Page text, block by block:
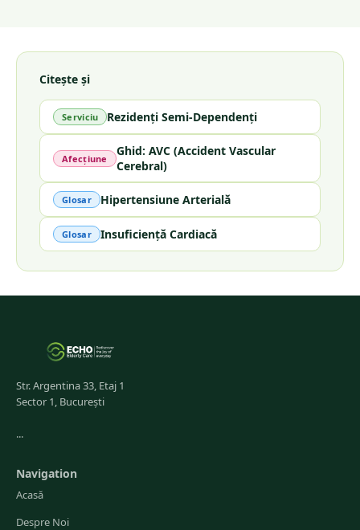
Citește și
Serviciu Rezidenți Semi-Dependenți
Afecțiune
Ghid: AVC (Accident Vascular
Cerebral)
Glosar Hipertensiune Arterială
Glosar Insuficiență Cardiacă
Str. Argentina 33, Etaj 1
Sector 1, București
...
Navigation
Acasă
Despre Noi